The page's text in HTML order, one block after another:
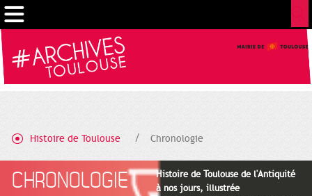
Histoire de Toulouse Chronologie
CHRONOLOGIE
Histoire de Toulouse de l'Antiquité
à nos jours, illustrée
Cookies management panel